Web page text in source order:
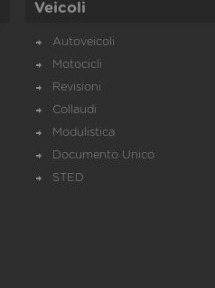
Veicoli
Autoveicoli
Motocicli
Revisioni
Collaudi
Modulistica
Documento Unico
STED